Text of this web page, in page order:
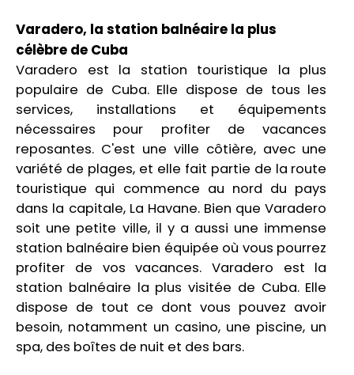
Varadero, la station balnéaire la plus
célèbre de Cuba
Varadero est la station touristique la plus
populaire de Cuba. Elle dispose de tous les
services, installations et équipements
nécessaires pour profiter de vacances
reposantes. C'est une ville côtière, avec une
variété de plages, et elle fait partie de la route
touristique qui commence au nord du pays
dans la capitale, La Havane. Bien que Varadero
soit une petite ville, il y a aussi une immense
station balnéaire bien équipée où vous pourrez
profiter de vos vacances. Varadero est la
station balnéaire la plus visitée de Cuba. Elle
dispose de tout ce dont vous pouvez avoir
besoin, notamment un casino, une piscine, un
spa, des boîtes de nuit et des bars.